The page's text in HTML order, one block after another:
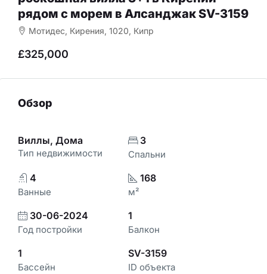
рядом с морем в Алсанджак SV-3159
Мотидес, Кирения, 1020, Кипр
£325,000
Обзор
Виллы, Дома
Тип недвижимости
3
Спальни
4
Ванные
168
м²
30-06-2024
Год постройки
1
Балкон
1
Бассейн
SV-3159
ID объекта